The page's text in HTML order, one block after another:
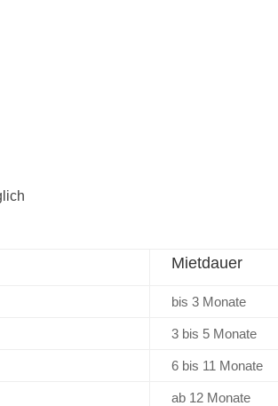
Mietdauer
bis 3 Monate
3 bis 5 Monate
6 bis 11 Monate
ab 12 Monate